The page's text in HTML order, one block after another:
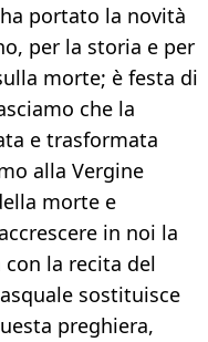
ha portato la novità
per la storia e per
morte; è festa di
che la
e trasformata
alla Vergine
morte e
in noi la
la recita del
sostituisce
preghiera,